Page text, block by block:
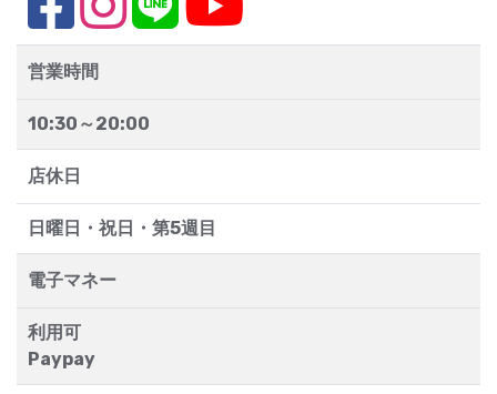
営業時間
10:30～20:00
店休日
日曜日・祝日・第5週目
電子マネー
利用可
Paypay